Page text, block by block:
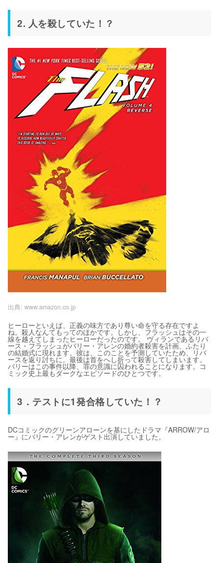
2. 人を殺していた！？
出典: www.amazon.co.jp
ヒーローといえば、正義の味方であり尊い命を守る存在ですよ
ね。殺人なんてもってのほかです。しかし、フラッシュはその一
線を越えてしまったヒーローだったのです。 ヴィランであるリバ
ース・フラッシュがバリー・アレンの婚約者殺害を計画、ふたり
の結婚式に現れます。彼は、このことを予測していたため、リバ
ースを返り討ちに。最後は首をへし折って殺害してしまいます。
バリーはこの事件以降、罪の意識に囚われることになります。コ
ミック史上最もダークなエピソードのひとつです。
3．テストに1発合格していた！？
DCコミックのグリーンアローンを基にしたドラマ『ARROW/アロ
ー』にバリー・アレンがゲスト出演していました。